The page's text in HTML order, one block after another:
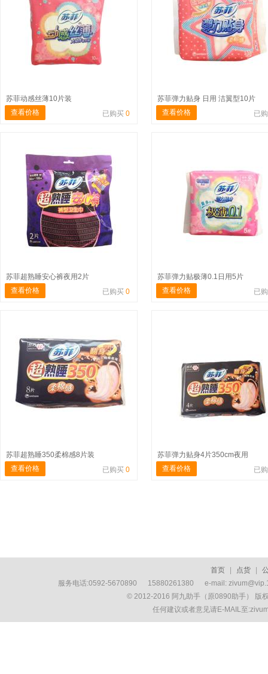
苏菲动感丝薄10片装
查看价格
已购买 0
苏菲弹力贴身 日用 洁翼型10片
查看价格
已
苏菲超熟睡安心裤夜用2片
查看价格
已购买 0
苏菲弹力贴极薄0.1日用5片
查看价格
已
苏菲超熟睡350柔棉感8片装
查看价格
已购买 0
苏菲弹力贴身4片350cm夜用
查看价格
已
首页 点货
服务电话:0592-5670890 15880261380 e-mail:
© 2012-2016 阿九助手（原0890助手） 版
任何建议或者意见请E-MAIL至